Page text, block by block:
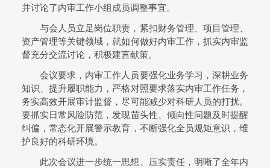
并讨论了内审工作小组成员调整事宜。
与会人员立足岗位职责，紧扣财务管理、项目管理、
资产管理等关键领域，就如何做好内审工作，抓实内审监
督充分交流讨论，积极建言献策。
会议要求，内审工作人员要强化业务学习，深耕业务
知识、提升履职能力，严格对照要求落实内审工作任务，
务实高效开展审计监督，尽可能减少对科研人员的打扰。
要抓实日常风险防范，发现苗头性、倾向性问题及时提醒
纠偏，常态化开展警示教育，不断强化全员规矩意识，维
护良好的科研环境。
此次会议进一步统一思想、压实责任，明晰了全年内